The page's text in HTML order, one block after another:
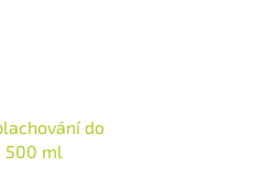
do
500 ml